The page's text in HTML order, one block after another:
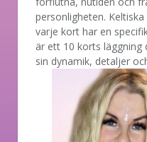
personligheten.
varje kort har en
är ett 10 korts läggning
sin dynamik, detaljer